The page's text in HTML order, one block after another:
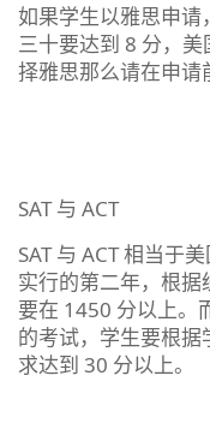
如果学生以雅思申
三十要达到 8 分，
择雅思那么请在申请
SAT 与 ACT
SAT 与 ACT 相当于
实行的第二年，根据
要在 1450 分以上。
的考试，学生要根据
求达到 30 分以上。